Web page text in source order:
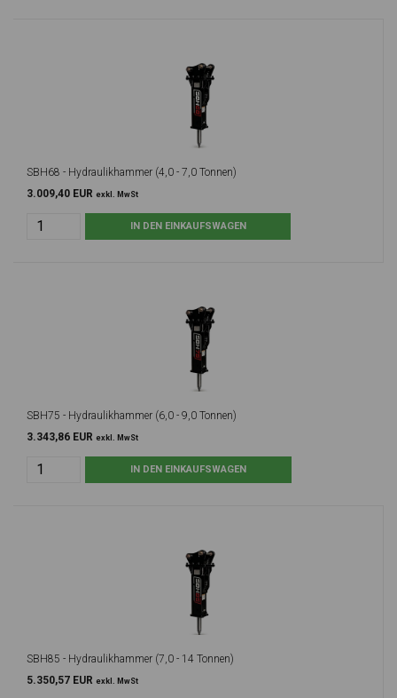
SBH68 - Hydraulikhammer (4,0 - 7,0 Tonnen)
3.009,40 EUR exkl. MwSt
SBH75 - Hydraulikhammer (6,0 - 9,0 Tonnen)
3.343,86 EUR exkl. MwSt
SBH85 - Hydraulikhammer (7,0 - 14 Tonnen)
5.350,57 EUR exkl. MwSt